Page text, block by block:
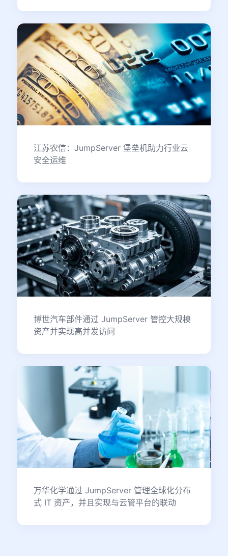
江苏农信：JumpServer 堡垒机助力行业云
安全运维
博世汽车部件通过 JumpServer 管控大规模
资产并实现高并发访问
万华化学通过 JumpServer 管理全球化分布
式 IT 资产，并且实现与云管平台的联动